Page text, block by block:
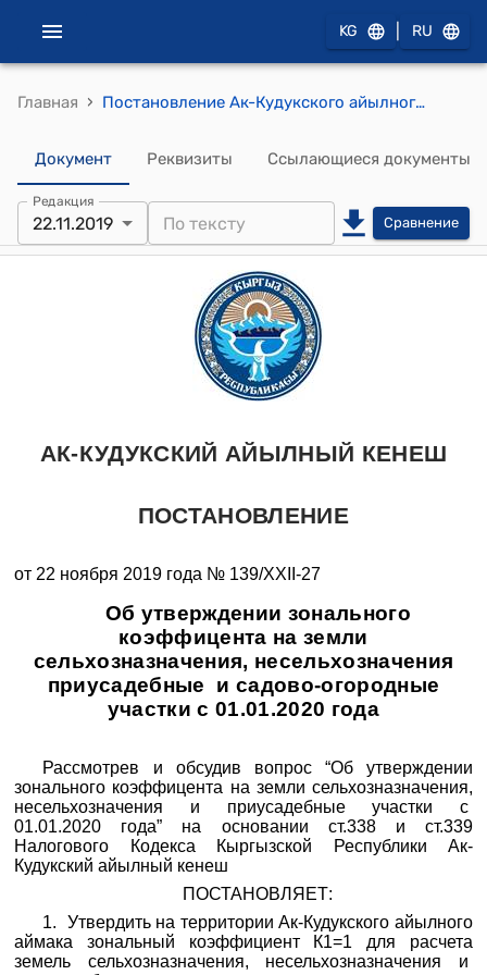
KG RU
Главная › Постановление Ак-Кудукского айылного кенеша от 22 ноября 2019 года № 139/XXII-27 "Об утверждении зонального коэффицента на земли сельхозназначения, несельхозначения приусадебные и садово-огородные участки с 01.01.2020 года"
Документ Реквизиты Ссылающиеся документы
Редакция
22.11.2019 Сравнение